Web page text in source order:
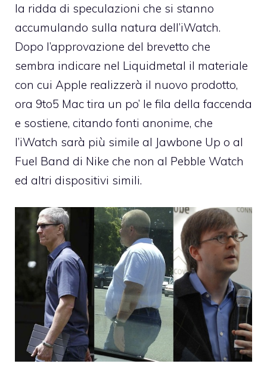
la ridda di speculazioni che si stanno
accumulando sulla natura dell’iWatch.
Dopo l’approvazione del brevetto che
sembra indicare nel Liquidmetal il materiale
con cui Apple realizzerà il nuovo prodotto,
ora 9to5 Mac tira un po’ le fila della faccenda
e sostiene, citando fonti anonime, che
l’iWatch sarà più simile al Jawbone Up o al
Fuel Band di Nike che non al Pebble Watch
ed altri dispositivi simili.